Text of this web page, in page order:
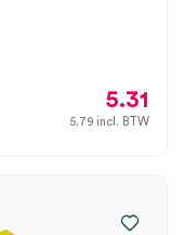
5.31
5.79 incl. BTW